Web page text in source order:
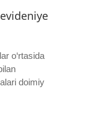
o‘rtasida
doimiy